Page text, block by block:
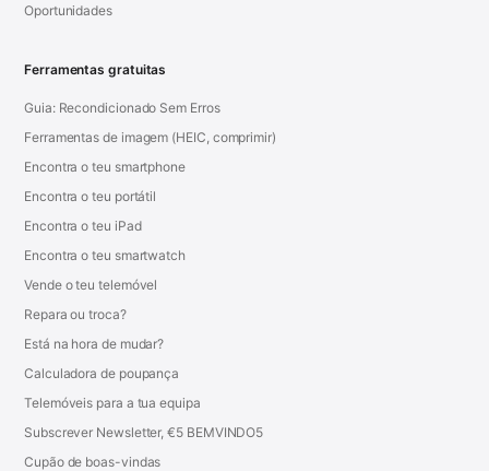
Oportunidades
Ferramentas gratuitas
Guia: Recondicionado Sem Erros
Ferramentas de imagem (HEIC, comprimir)
Encontra o teu smartphone
Encontra o teu portátil
Encontra o teu iPad
Encontra o teu smartwatch
Vende o teu telemóvel
Repara ou troca?
Está na hora de mudar?
Calculadora de poupança
Telemóveis para a tua equipa
Subscrever Newsletter, €5 BEMVINDO5
Cupão de boas-vindas